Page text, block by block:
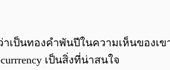
เป็นทองคำพันปีในความเห็นของเ
เป็นสิ่งที่น่าสนใจ